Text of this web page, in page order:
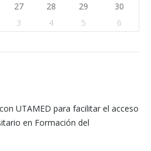
27 28 29
30
3 4 5 6
UTAMED para facilitar el acceso
en Formación del